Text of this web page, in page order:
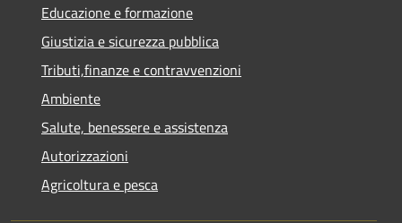
Educazione e formazione
Giustizia e sicurezza pubblica
Tributi,finanze e contravvenzioni
Ambiente
Salute, benessere e assistenza
Autorizzazioni
Agricoltura e pesca